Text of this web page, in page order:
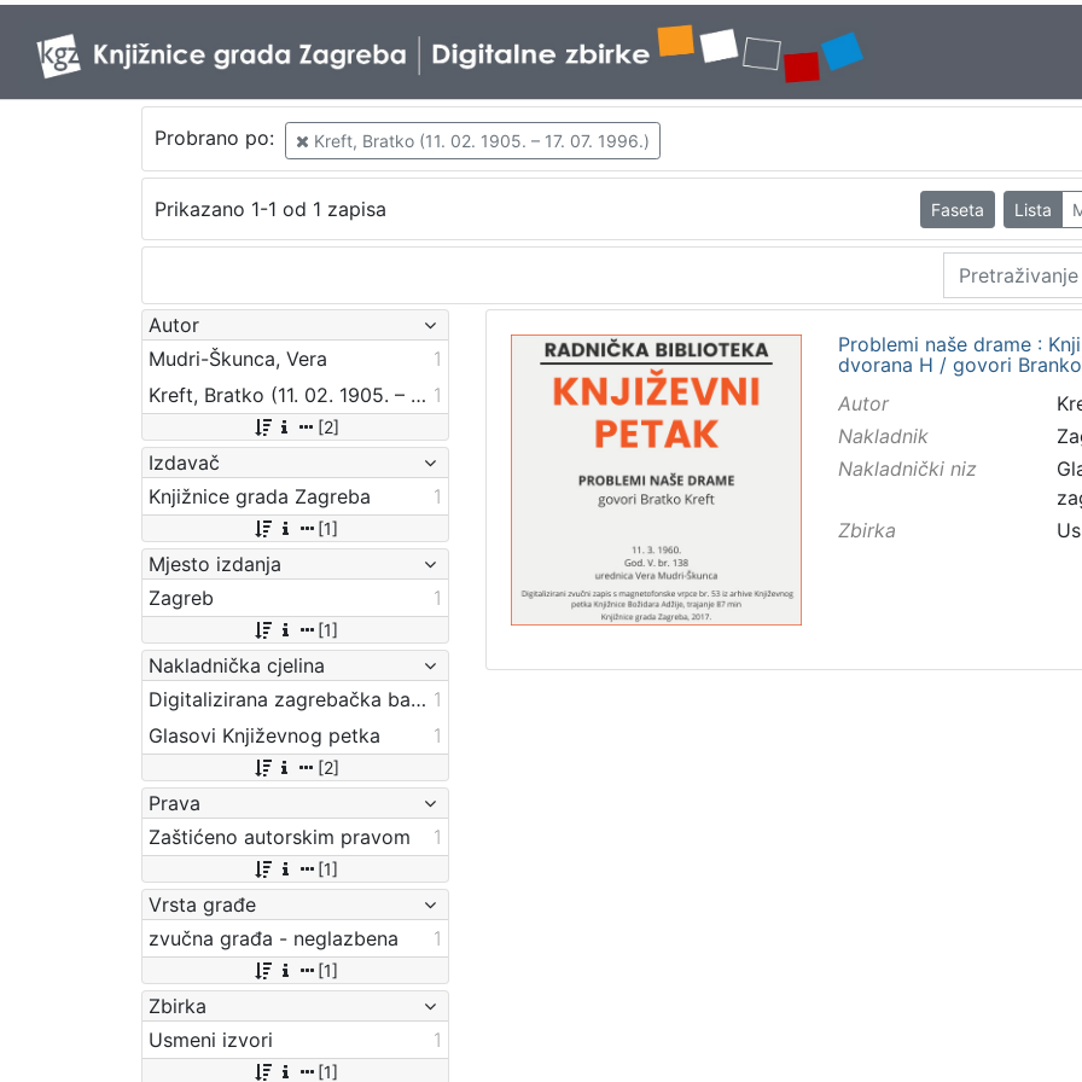
Probrano po: Kreft, Bratko (11. 02. 1905. – 17. 07. 1996.)
Prikazano 1-1 od 1 zapisa Faseta Lista
Autor
Mudri-Škunca, Vera
1
Kreft, Bratko (11. 02. 1905. – 17. 07. 1996.) 1
[2]
Izdavač
Knjižnice grada Zagreba
1
[1]
Mjesto izdanja
Zagreb
1
[1]
Nakladnička cjelina
Digitalizirana zagrebačka baština 1
Glasovi Književnog petka
1
[2]
Prava
Zaštićeno autorskim pravom
1
[1]
Vrsta građe
zvučna građa - neglazbena
1
[1]
Zbirka
Usmeni izvori
1
[1]
Problemi naše drame :
dvorana H / govori
Autor
Nakladnik
Nakladnički niz
Zbirka